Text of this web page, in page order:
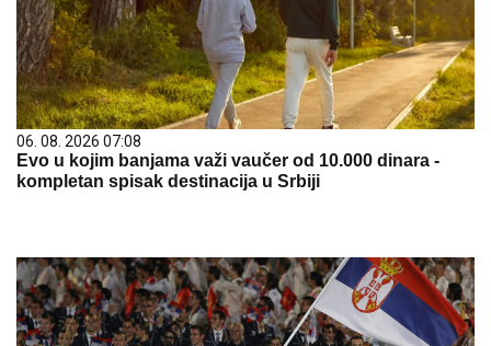
06. 08. 2026 07:08
Evo u kojim banjama važi vaučer od 10.000 dinara -
kompletan spisak destinacija u Srbiji